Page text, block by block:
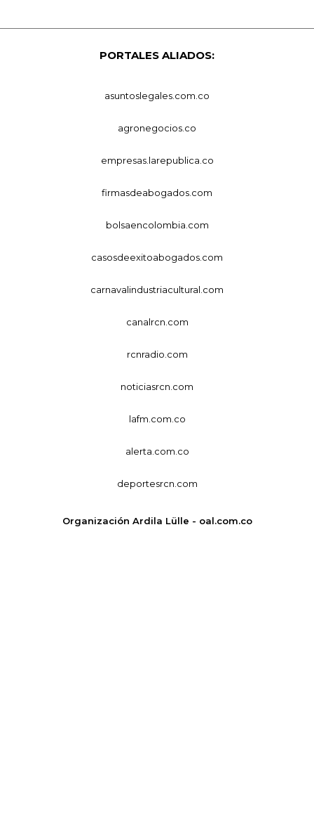
PORTALES ALIADOS:
asuntoslegales.com.co
agronegocios.co
empresas.larepublica.co
firmasdeabogados.com
bolsaencolombia.com
casosdeexitoabogados.com
carnavalindustriacultural.com
canalrcn.com
rcnradio.com
noticiasrcn.com
lafm.com.co
alerta.com.co
deportesrcn.com
Organización Ardila Lülle - oal.com.co